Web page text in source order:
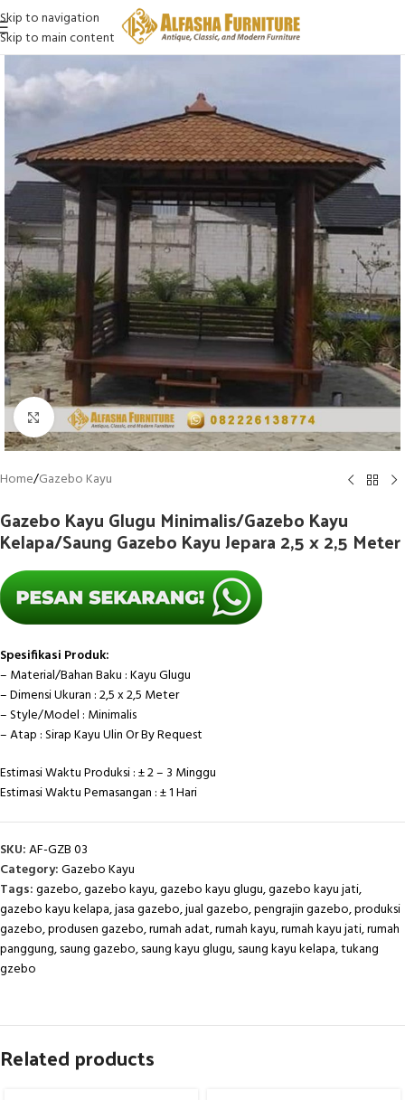
Skip to navigation
Skip to main content
Click to enlarge
Home/Gazebo Kayu
Gazebo Kayu Glugu Minimalis/Gazebo Kayu
Kelapa/Saung Gazebo Kayu Jepara 2,5 x 2,5 Meter
Spesifikasi Produk:
– Material/Bahan Baku : Kayu Glugu
– Dimensi Ukuran : 2,5 x 2,5 Meter
– Style/Model : Minimalis
– Atap : Sirap Kayu Ulin Or By Request
Estimasi Waktu Produksi : ± 2 – 3 Minggu
Estimasi Waktu Pemasangan : ± 1 Hari
SKU:AF-GZB 03
Category:Gazebo Kayu
Tags:gazebo,gazebo kayu,gazebo kayu glugu,gazebo kayu jati,
gazebo kayu kelapa,jasa gazebo,jual gazebo,pengrajin gazebo,produksi
gazebo,produsen gazebo,rumah adat,rumah kayu,rumah kayu jati,rumah
panggung,saung gazebo,saung kayu glugu,saung kayu kelapa,tukang
gzebo
Related products